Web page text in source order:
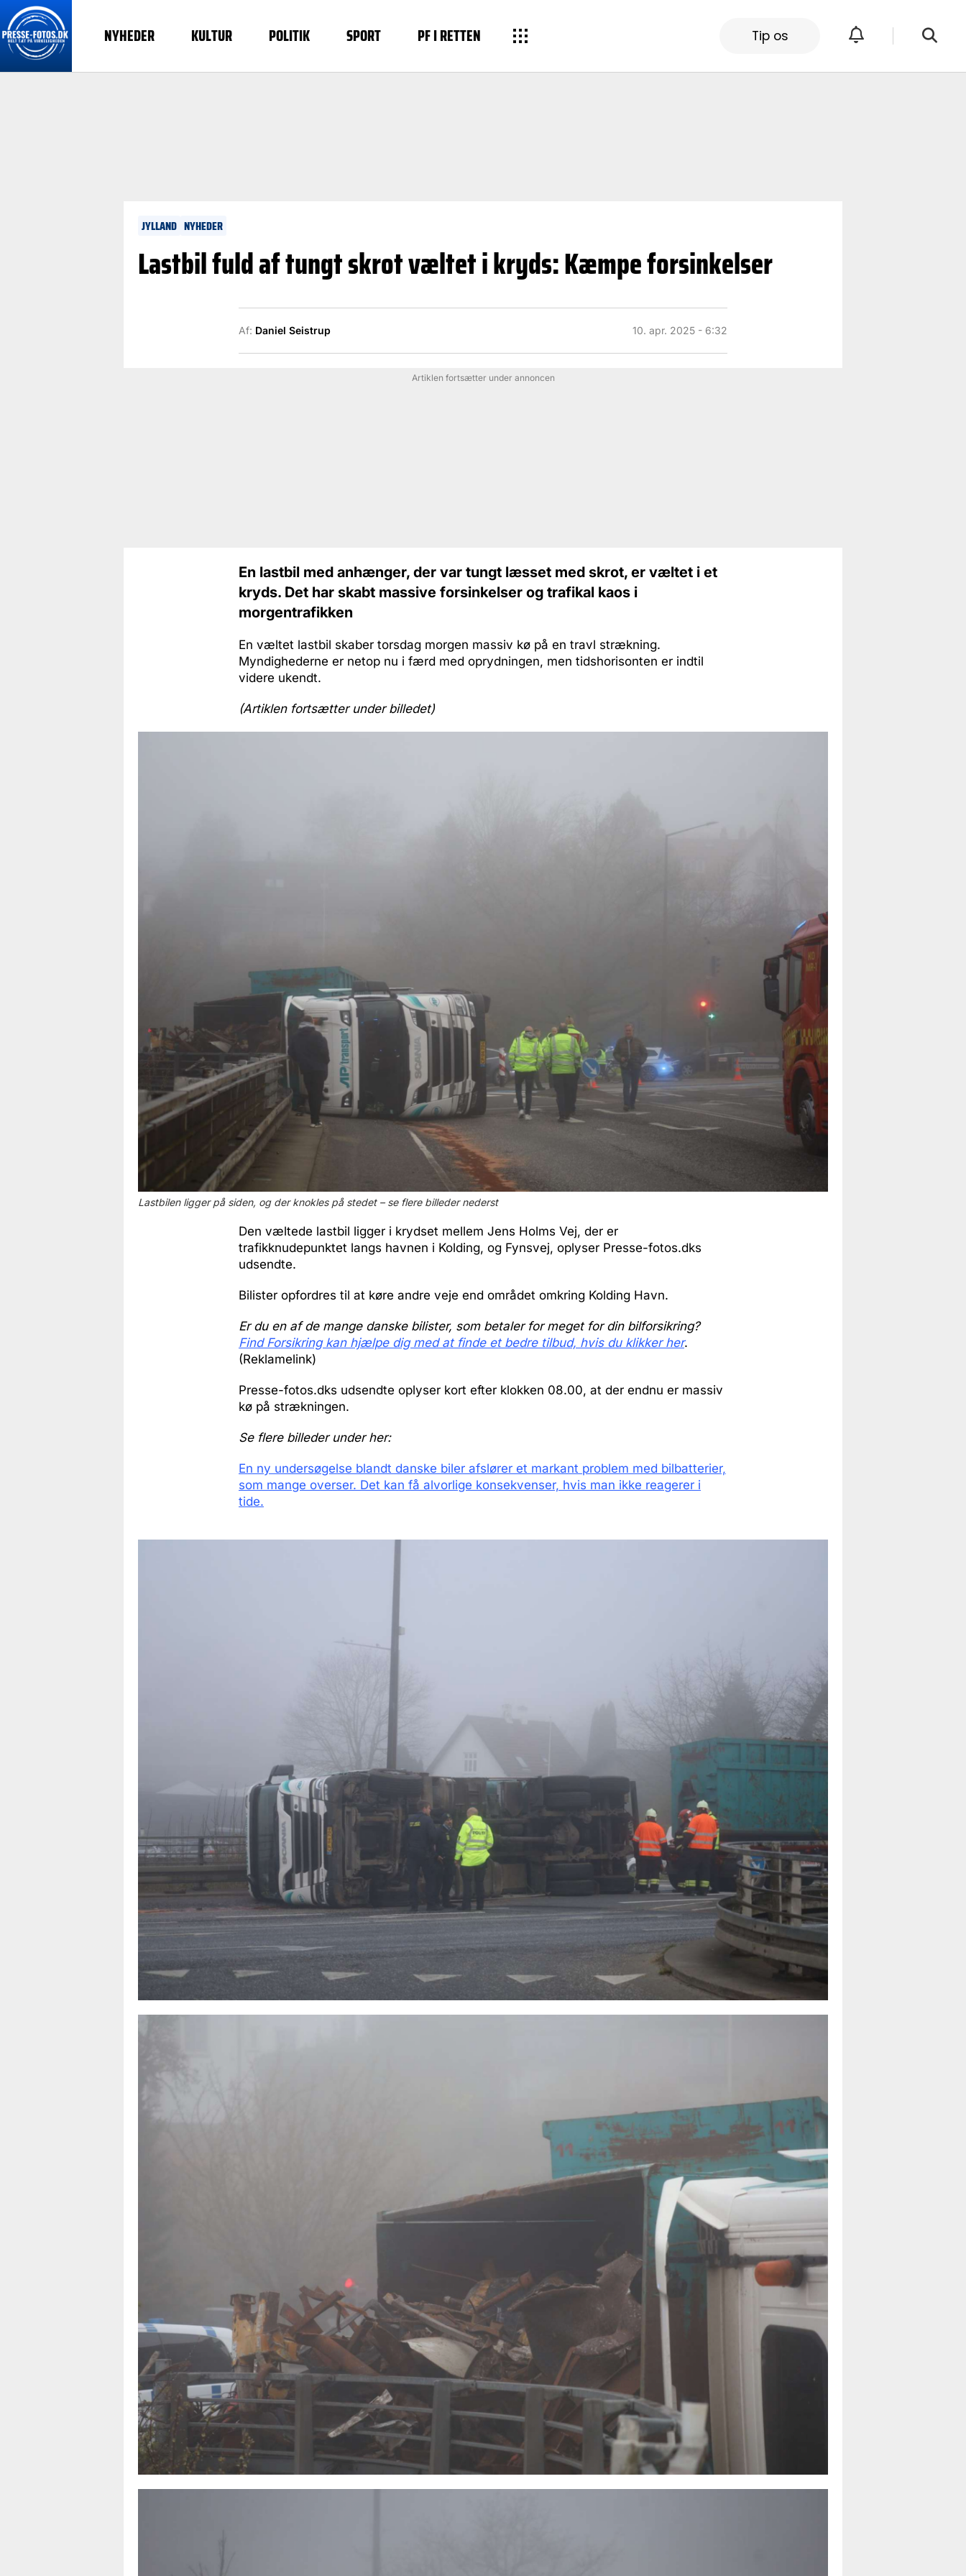
NYHEDER KULTUR POLITIK SPORT PF I RETTEN Tip os
JYLLAND NYHEDER
Lastbil fuld af tungt skrot væltet i kryds: Kæmpe forsinkelser
Af: Daniel Seistrup 10. apr. 2025 - 6:32
Artiklen fortsætter under annoncen
En lastbil med anhænger, der var tungt læsset med skrot, er væltet i et
kryds. Det har skabt massive forsinkelser og trafikal kaos i
morgentrafikken
En væltet lastbil skaber torsdag morgen massiv kø på en travl strækning.
Myndighederne er netop nu i færd med oprydningen, men tidshorisonten er indtil
videre ukendt.
(Artiklen fortsætter under billedet)
Lastbilen ligger på siden, og der knokles på stedet – se flere billeder nederst
Den væltede lastbil ligger i krydset mellem Jens Holms Vej, der er
trafikknudepunktet langs havnen i Kolding, og Fynsvej, oplyser Presse-fotos.dks
udsendte.
Bilister opfordres til at køre andre veje end området omkring Kolding Havn.
Er du en af de mange danske bilister, som betaler for meget for din bilforsikring?
Find Forsikring kan hjælpe dig med at finde et bedre tilbud, hvis du klikker her.
(Reklamelink)
Presse-fotos.dks udsendte oplyser kort efter klokken 08.00, at der endnu er massiv
kø på strækningen.
Se flere billeder under her:
En ny undersøgelse blandt danske biler afslører et markant problem med bilbatterier,
som mange overser. Det kan få alvorlige konsekvenser, hvis man ikke reagerer i
tide.